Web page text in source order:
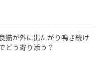
猫が外に出たがり鳴き続け
う寄り添う？